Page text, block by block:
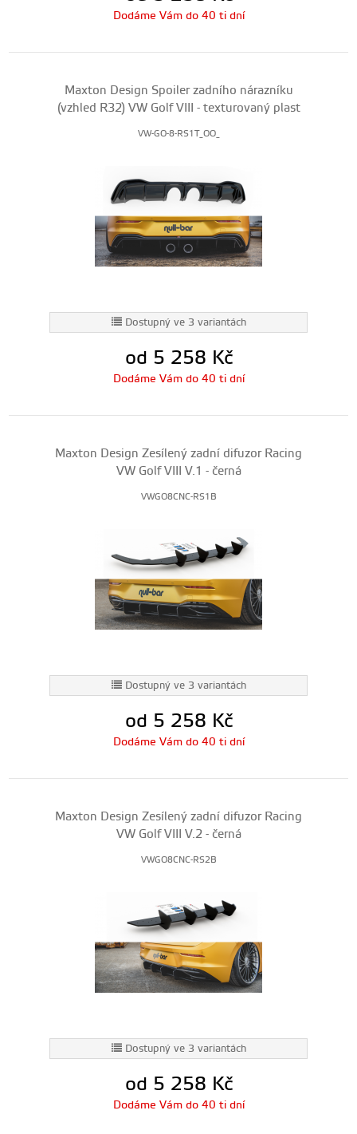
Dodáme Vám do 40 ti dní
Maxton Design Spoiler zadního nárazníku
(vzhled R32) VW Golf VIII - texturovaný plast
VW-GO-8-RS1T_OO_
Dostupný ve 3 variantách
od 5 258 Kč
Dodáme Vám do 40 ti dní
Maxton Design Zesílený zadní difuzor Racing
VW Golf VIII V.1 - černá
VWGO8CNC-RS1B
Dostupný ve 3 variantách
od 5 258 Kč
Dodáme Vám do 40 ti dní
Maxton Design Zesílený zadní difuzor Racing
VW Golf VIII V.2 - černá
VWGO8CNC-RS2B
Dostupný ve 3 variantách
od 5 258 Kč
Dodáme Vám do 40 ti dní